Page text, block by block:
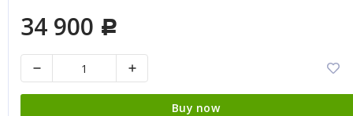
34 900 Р
Buy now